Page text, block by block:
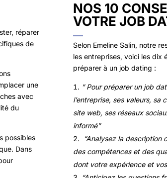
réparer
de
une
avec
du
possibles
Dans
NOS 10
VOTRE JOB
Selon Emeline Salin, notre
les entreprises, voici les dix
préparer à un job dating :
” Pour préparer un job
l’entreprise, ses valeurs, sa
site web, ses réseaux
informé”
“Analysez la description
des compétences et des
dont votre expérience et